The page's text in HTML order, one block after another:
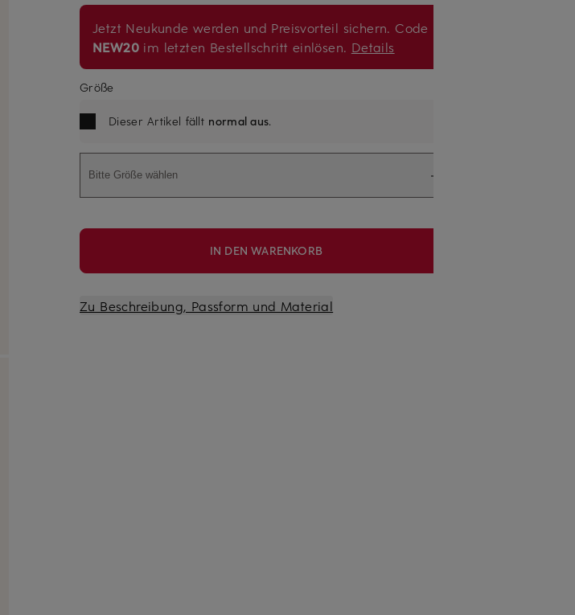
Jetzt Neukunde werden und Preisvorteil sichern. Code
NEW20 im letzten Bestellschritt einlösen. Details
Größe
Dieser Artikel fällt normal aus.
Bitte Größe wählen
IN DEN WARENKORB
Zu Beschreibung, Passform und Material